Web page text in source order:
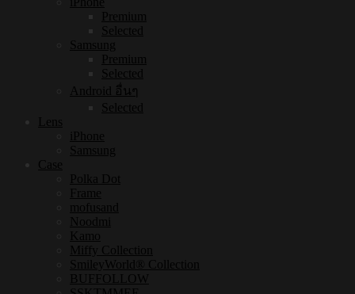
Premium
Selected
Samsung
Premium
Selected
Android อื่นๆ
Selected
Lens
iPhone
Samsung
Case
Polka Dot
Frame
mofusand
Noodmi
Kamo
Miffy Collection
SmileyWorld® Collection
BUFFOLLOW